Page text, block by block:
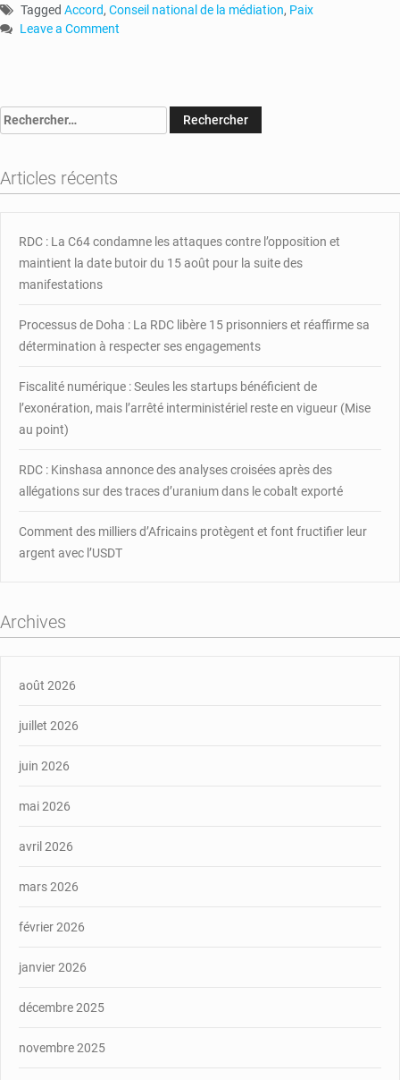
Tagged Accord, Conseil national de la médiation, Paix
Leave a Comment
Conseil
la
Médiation
l’accord
paix
à
population
Rechercher :
Articles récents
RDC : La C64 condamne les attaques contre l’opposition et
maintient la date butoir du 15 août pour la suite des
manifestations
Processus de Doha : La RDC libère 15 prisonniers et réaffirme sa
détermination à respecter ses engagements
Fiscalité numérique : Seules les startups bénéficient de
l’exonération, mais l’arrêté interministériel reste en vigueur (Mise
au point)
RDC : Kinshasa annonce des analyses croisées après des
allégations sur des traces d’uranium dans le cobalt exporté
Comment des milliers d’Africains protègent et font fructifier leur
argent avec l’USDT
Archives
août 2026
juillet 2026
juin 2026
mai 2026
avril 2026
mars 2026
février 2026
janvier 2026
décembre 2025
novembre 2025